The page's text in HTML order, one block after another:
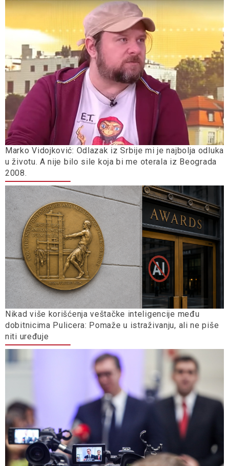
Marko Vidojković: Odlazak iz Srbije mi je najbolja odluka
u životu. A nije bilo sile koja bi me oterala iz Beograda
2008.
Nikad više korišćenja veštačke inteligencije među
dobitnicima Pulicera: Pomaže u istraživanju, ali ne piše
niti uređuje